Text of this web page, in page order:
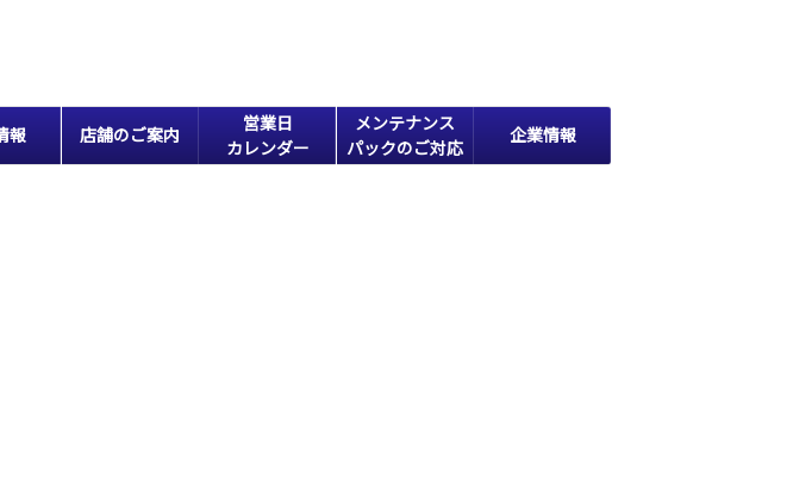
報 店舗のご案内
営業日
カレンダー
メンテナンス
パックのご対応
企業情報